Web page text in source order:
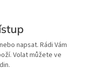
napsat. Rádi Vám
Volat můžete ve